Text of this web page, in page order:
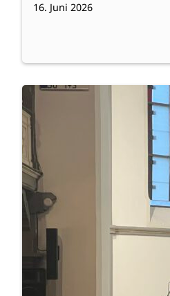
16. Juni 2026
Weiterlesen:
Sommerkonzert